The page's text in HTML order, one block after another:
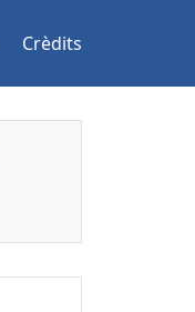
Crèdits